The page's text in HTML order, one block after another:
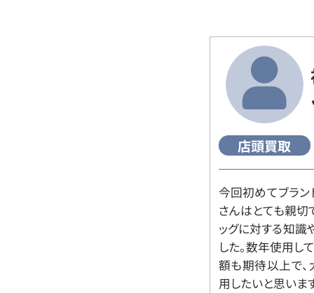
店頭買取
今回初めてブラン
さんはとても親切
ッグに対する知識
した。数年使用し
額も期待以上で、
用したいと思いま